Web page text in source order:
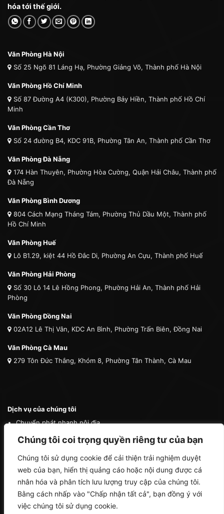
Chúng tôi coi trọng quyền riêng tư của bạn
Chúng tôi sử dụng cookie để cải thiện trải nghiệm duyệt
web của bạn, hiển thị quảng cáo hoặc nội dung được cá
nhân hóa và phân tích lưu lượng truy cập của chúng tôi.
Bằng cách nhấp vào "Chấp nhận tất cả", bạn đồng ý với
việc chúng tôi sử dụng cookie.
hóa tới thế giới.
Văn Phòng Hà Nội
Số 25 Ngõ 81 Láng Hạ, Phường Giảng Võ, Thành phố Hà Nội
Văn Phòng Hồ Chí Minh
Số 87 Đường A4 (K300), Phường Bảy Hiền, Thành phố Hồ Chí
Minh
Văn Phòng Cần Thơ
Số 24 đường B4, KDC 91B, Phường Tân An, Thành phố Cần Thơ
Văn Phòng Đà Nẵng
174 Hàn Thuyên, Phường Hòa Cường, Quận Hải Châu, Thành phố
Đà Nẵng
Văn Phòng Bình Dương
804 Cách Mạng Tháng Tám, Phường Thủ Dầu Một, Thành phố
Hồ Chí Minh
Văn Phòng Huế
Lô B1.29, kiệt 44 Hồ Đắc Di, Phường An Cựu, Thành phố Huế
Văn Phòng Hải Phòng
Số 30 Lô 14 Lê Hồng Phong, Phường Hải An, Thành phố Hải
Phòng
Văn Phòng Đồng Nai
02A12 Lê Thị Vân, KDC An Bình, Phường Trấn Biên, Đồng Nai
Văn Phòng Cà Mau
279 Tôn Đức Thắng, Khóm 8, Phường Tân Thành, Cà Mau
Dịch vụ của chúng tôi
Chuyển phát nhanh nội địa
Chuyển phát nhanh quốc tế
Vận chuyển thú cưng
Mua hộ hàng nước ngoài